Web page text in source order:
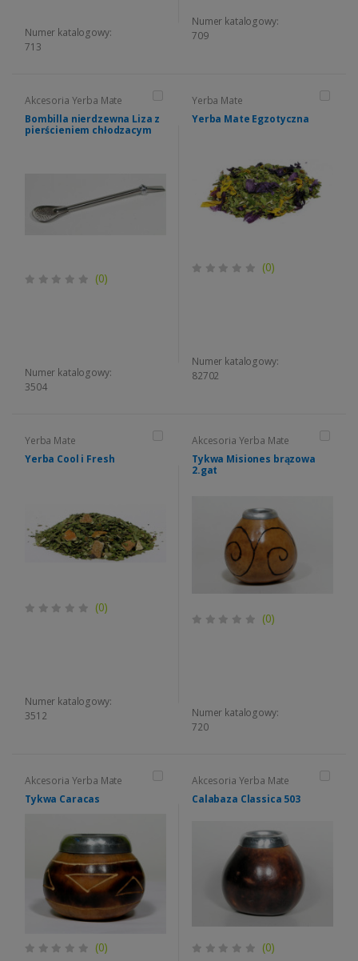
Numer katalogowy:
713
Numer katalogowy:
709
Akcesoria Yerba Mate
Bombilla nierdzewna Liza z
pierścieniem chłodzacym
(0)
Numer katalogowy:
3504
Yerba Mate
Yerba Mate Egzotyczna
(0)
Numer katalogowy:
82702
Yerba Mate
Yerba Cool i Fresh
(0)
Numer katalogowy:
3512
Akcesoria Yerba Mate
Tykwa Misiones brązowa
2.gat
(0)
Numer katalogowy:
720
Akcesoria Yerba Mate
Tykwa Caracas
(0)
Akcesoria Yerba Mate
Calabaza Classica 503
(0)